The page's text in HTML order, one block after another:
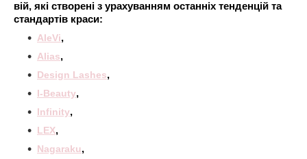
вій, які створені з урахуванням останніх тенденцій та
стандартів краси:
AleVi,
Alias,
Design Lashes,
I-Beauty,
Infinity,
LEX,
Nagaraku,